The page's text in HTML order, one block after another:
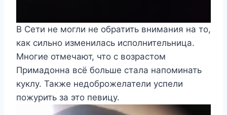
В Сети не могли не обратить внимания на то,
как сильно изменилась исполнительница.
Многие отмечают, что с возрастом
Примадонна всё больше стала напоминать
куклу. Также недоброжелатели успели
пожурить за это певицу.